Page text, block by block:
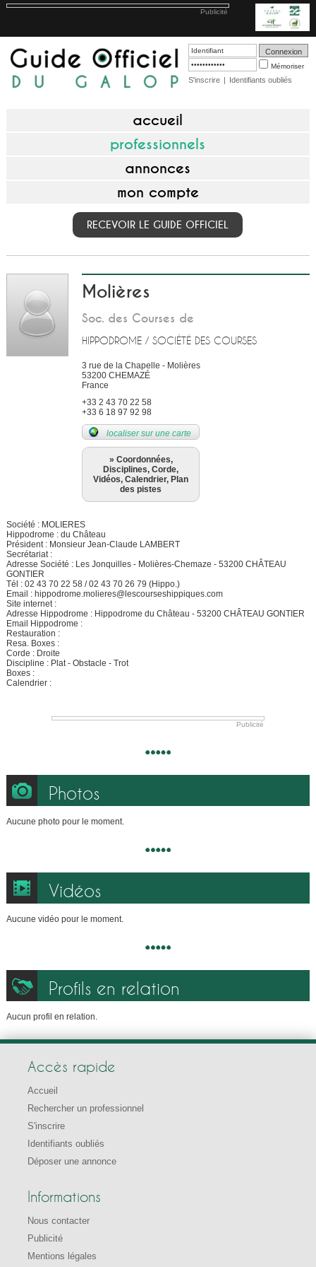
Publicité
Mémoriser
S'inscrire | Identifiants oubliés
accueil
professionnels
annonces
mon compte
RECEVOIR LE GUIDE OFFICIEL
Molières
Soc. des Courses de
HIPPODROME / SOCIÉTÉ DES COURSES
3 rue de la Chapelle - Molières
53200 CHEMAZÉ
France
+33 2 43 70 22 58
+33 6 18 97 92 98
localiser sur une carte
» Coordonnées,
Disciplines, Corde,
Vidéos, Calendrier, Plan
des pistes
Société : MOLIERES
Hippodrome : du Château
Président : Monsieur Jean-Claude LAMBERT
Secrétariat :
Adresse Société : Les Jonquilles - Molières-Chemaze - 53200 CHÂTEAU
GONTIER
Tél : 02 43 70 22 58 / 02 43 70 26 79 (Hippo.)
Email : hippodrome.molieres@lescourseshippiques.com
Site internet :
Adresse Hippodrome : Hippodrome du Château - 53200 CHÂTEAU GONTIER
Email Hippodrome :
Restauration :
Resa. Boxes :
Corde : Droite
Discipline : Plat - Obstacle - Trot
Boxes :
Calendrier :
Publicité
Photos
Aucune photo pour le moment.
Vidéos
Aucune vidéo pour le moment.
Profils en relation
Aucun profil en relation.
Accès rapide
Accueil
Rechercher un professionnel
S'inscrire
Identifiants oubliés
Déposer une annonce
Informations
Nous contacter
Publicité
Mentions légales